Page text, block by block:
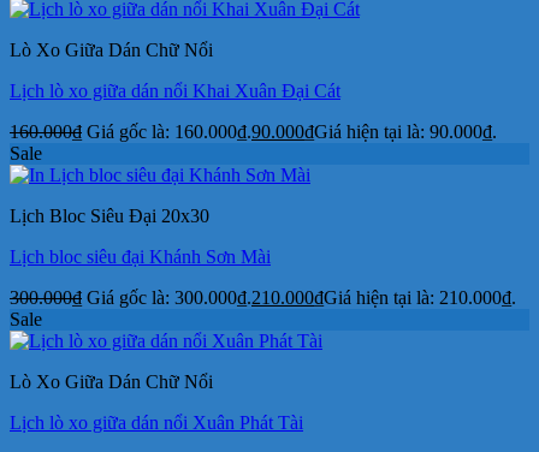
Lò Xo Giữa Dán Chữ Nổi
Lịch lò xo giữa dán nổi Khai Xuân Đại Cát
160.000₫ Giá gốc là: 160.000₫.90.000₫Giá hiện tại là: 90.000₫.
Sale
Lịch Bloc Siêu Đại 20x30
Lịch bloc siêu đại Khánh Sơn Mài
300.000₫ Giá gốc là: 300.000₫.210.000₫Giá hiện tại là: 210.000₫.
Sale
Lò Xo Giữa Dán Chữ Nổi
Lịch lò xo giữa dán nổi Xuân Phát Tài